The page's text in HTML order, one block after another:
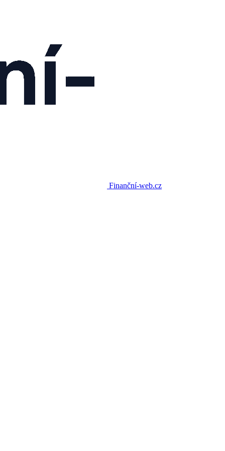
Finanční-web.cz